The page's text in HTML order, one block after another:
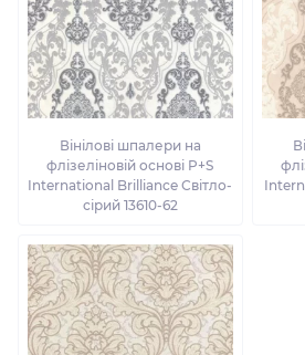
Вінілові шпалери на
флізеліновій основі P+S
International Brilliance Світло-
сірий 13610-62